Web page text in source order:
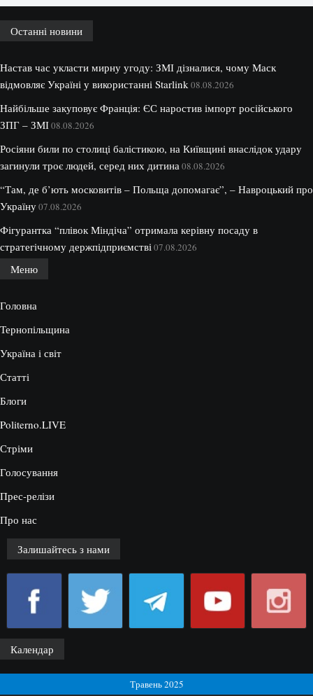
Останні новини
Настав час укласти мирну угоду: ЗМІ дізналися, чому Маск
відмовляє Україні у використанні Starlink 08.08.2026
Найбільше закуповує Франція: ЄС наростив імпорт російського
ЗПГ – ЗМІ08.08.2026
Росіяни били по столиці балістикою, на Київщині внаслідок удару
загинули троє людей, серед них дитина 08.08.2026
“Там, де б’ють московитів – Польща допомагає”, – Навроцький про
Україну07.08.2026
Фігурантка “плівок Міндіча” отримала керівну посаду в
стратегічному держпідприємстві 07.08.2026
Меню
Головна
Тернопільщина
Україна і світ
Статті
Блоги
Politerno.LIVE
Стріми
Голосування
Прес-релізи
Про нас
Залишайтесь з нами
Календар
Травень 2025